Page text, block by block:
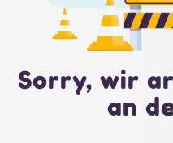
Sorry, wir
an